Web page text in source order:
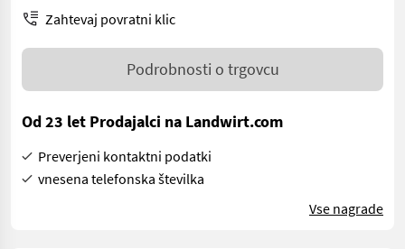
Zahtevaj povratni klic
Podrobnosti o trgovcu
Od 23 let Prodajalci na Landwirt.com
Preverjeni kontaktni podatki
vnesena telefonska številka
Vse nagrade